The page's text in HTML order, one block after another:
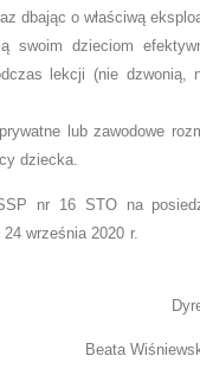
dbając o właściwą
swoim dzieciom
lekcji (nie dzwonią,
lub zawodowe
dziecka.
nr 16 STO na
posiedzeniu w